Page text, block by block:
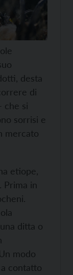
desta
di
che si
sorrisi e
mercato
etiope,
Prima in
ditta o
modo
contatto